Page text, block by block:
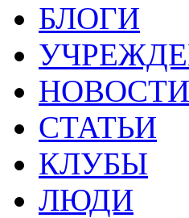
БЛОГИ
НОВОСТИ
СТАТЬИ
КЛУБЫ
ЛЮДИ